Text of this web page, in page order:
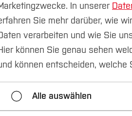
und
In unserer
Sie mehr darüber, wie
verarbeiten und wie Sie
können Sie genau sehen
können entscheiden, welche
Alle auswählen